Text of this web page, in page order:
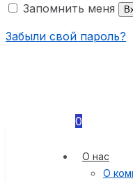
Запомнить меня
Забыли свой пароль?
0
О нас
О